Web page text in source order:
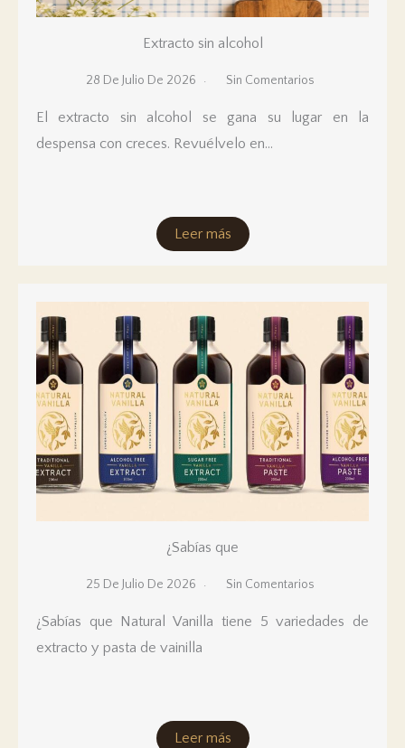
Extracto sin alcohol
28 De Julio De 2026 Sin Comentarios
El extracto sin alcohol se gana su lugar en la
despensa con creces. Revuélvelo en...
Leer más
¿Sabías que
25 De Julio De 2026 Sin Comentarios
¿Sabías que Natural Vanilla tiene 5 variedades de
extracto y pasta de vainilla
Leer más